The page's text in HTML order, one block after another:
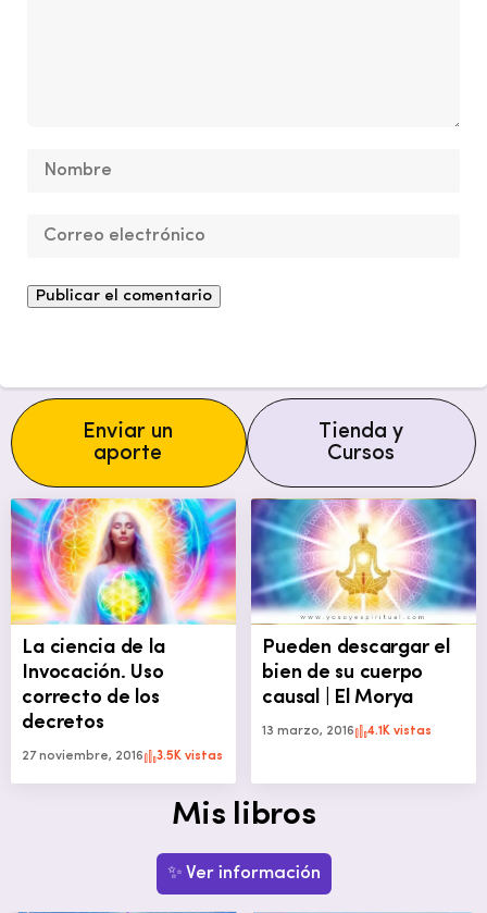
Enviar un
aporte
Tienda y
Cursos
La ciencia de la
Invocación. Uso
correcto de los
decretos
27 noviembre, 2016 3.5K vistas
Pueden descargar el
bien de su cuerpo
causal | El Morya
13 marzo, 2016 4.1K vistas
Mis libros
✨ Ver información